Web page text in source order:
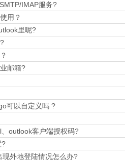
IMAP服务?
用？
里呢?
邮箱?
可以自定义吗 ?
outlook客户端授权码?
?
外地登陆情况怎么办?